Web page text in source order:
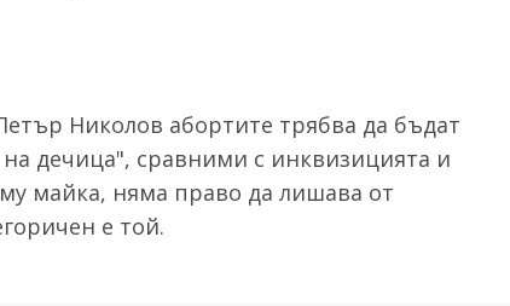
Николов абортите трябва да бъдат
дечица", сравними с инквизицията и
майка, няма право да лишава от
е той.